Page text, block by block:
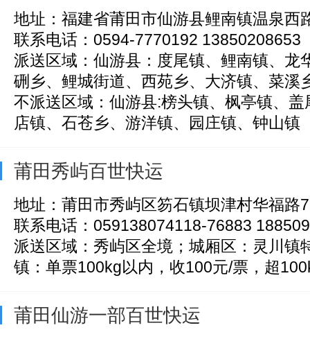
地址：福建省莆田市仙游县鲤南镇温泉西
联系电话：0594-7770192 13850208653
派送区域：仙游县：度尾镇、鲤南镇、龙
硎乡、鲤城街道、西苑乡、大济镇、菜溪
不派送区域：仙游县:榜头镇、枫亭镇、
店镇、石苍乡、游洋镇、园庄镇、钟山镇
莆田秀屿百世快运
地址：莆田市秀屿区笏石镇坝津村华福路
联系电话：059138074118-76883
派送区域：秀屿区全境；城厢区：灵川镇
镇：单票100kg以内，收100元/票，超
莆田仙游一部百世快运